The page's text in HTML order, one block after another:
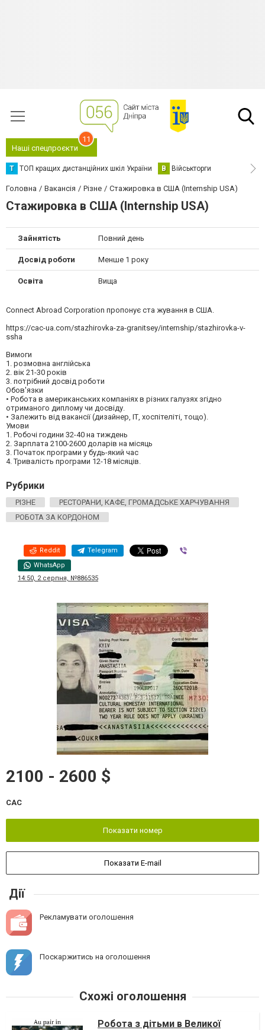
Наші спецпроєкти
11
Т ТОП кращих дистанційних шкіл України В Військторги
Головна Вакансія Різне Стажировка в США (Internship USA)
Стажировка в США (Internship USA)
Зайнятість Повний день
Досвід роботи Менше 1 року
Освіта Вища
Connect Abroad Corporation пропонує ста жування в США.
https://cac-ua.com/stazhirovka-za-granitsey/internship/stazhirovka-v-
ssha
Вимоги
1. розмовна англійська
2. вік 21-30 років
3. потрібний досвід роботи
Обов'язки
• Робота в американських компаніях в різних галузях згідно
отриманого диплому чи досвіду.
• Залежить від вакансії (дизайнер, ІТ, хоспітеліті, тощо).
Умови
1. Робочі години 32-40 на тиждень
2. Зарплата 2100-2600 доларів на місяць
3. Початок програми у будь-який час
4. Тривалість програми 12-18 місяців.
Рубрики
РІЗНЕ
РЕСТОРАНИ, КАФЕ, ГРОМАДСЬКЕ ХАРЧУВАННЯ
РОБОТА ЗА КОРДОНОМ
Reddit Telegram
WhatsApp
14:50, 2 серпня, №886535
2100 - 2600 $
CAC
Показати номер
Показати E-mail
Дії
Рекламувати оголошення
Поскаржитись на оголошення
Схожі оголошення
Робота з дітьми в Великої